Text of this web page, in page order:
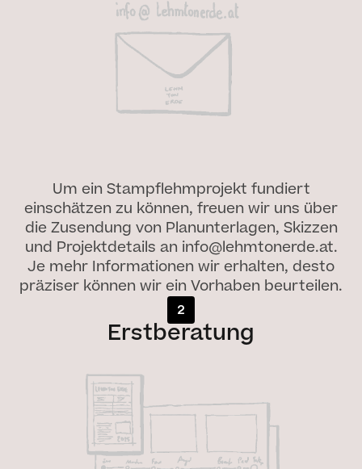
Um ein Stampflehmprojekt fundiert
einschätzen zu können, freuen wir uns über
die Zusendung von Planunterlagen, Skizzen
und Projektdetails an info@lehmtonerde.at.
Je mehr Informationen wir erhalten, desto
präziser können wir ein Vorhaben beurteilen.
2
Erstberatung